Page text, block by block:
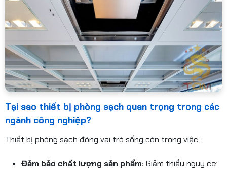
Tại sao thiết bị phòng sạch quan trọng trong các
ngành công nghiệp?
Thiết bị phòng sạch đóng vai trò sống còn trong việc:
Đảm bảo chất lượng sản phẩm: Giảm thiểu nguy cơ